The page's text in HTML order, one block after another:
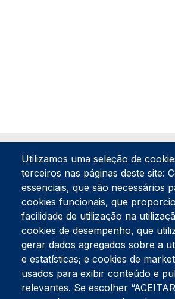
Tel:234 390 100Fax:234 390 100
Endereço Postal
Apartado 42
Rua Gil Eanes 31
3834-908 Gafanha da Nazaré
Utilizamos uma seleção de
terceiros nas páginas deste site:
essenciais, que são necessários
cookies funcionais, que
facilidade de utilização na
cookies de desempenho, que
gerar dados agregados sobre a
e estatísticas; e cookies de
usados para exibir conteúdo e
relevantes. Se escolher